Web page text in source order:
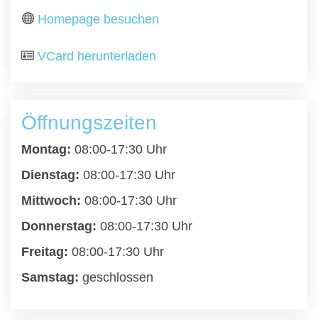
Homepage besuchen
VCard herunterladen
Öffnungszeiten
Montag: 08:00-17:30 Uhr
Dienstag: 08:00-17:30 Uhr
Mittwoch: 08:00-17:30 Uhr
Donnerstag: 08:00-17:30 Uhr
Freitag: 08:00-17:30 Uhr
Samstag: geschlossen